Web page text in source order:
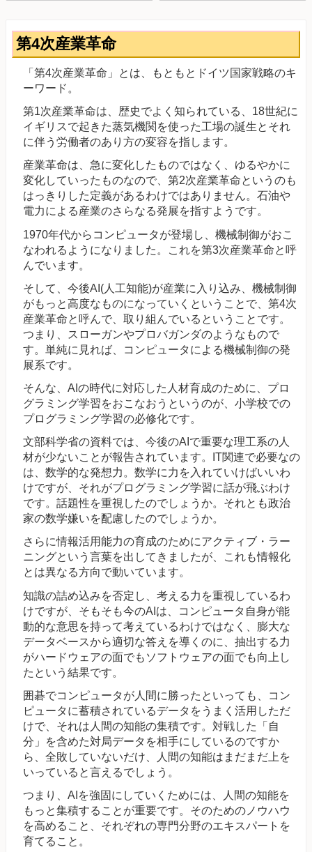
第4次産業革命
「第4次産業革命」とは、もともとドイツ国家戦略のキ
ーワード。
第1次産業革命は、歴史でよく知られている、18世紀に
イギリスで起きた蒸気機関を使った工場の誕生とそれ
に伴う労働者のあり方の変容を指します。
産業革命は、急に変化したものではなく、ゆるやかに
変化していったものなので、第2次産業革命というのも
はっきりした定義があるわけではありません。石油や
電力による産業のさらなる発展を指すようです。
1970年代からコンピュータが登場し、機械制御がおこ
なわれるようになりました。これを第3次産業革命と呼
んでいます。
そして、今後AI(人工知能)が産業に入り込み、機械制御
がもっと高度なものになっていくということで、第4次
産業革命と呼んで、取り組んでいるということです。
つまり、スローガンやプロバガンダのようなもので
す。単純に見れば、コンピュータによる機械制御の発
展系です。
そんな、AIの時代に対応した人材育成のために、プロ
グラミング学習をおこなおうというのが、小学校での
プログラミング学習の必修化です。
文部科学省の資料では、今後のAIで重要な理工系の人
材が少ないことが報告されています。IT関連で必要なの
は、数学的な発想力。数学に力を入れていけばいいわ
けですが、それがプログラミング学習に話が飛ぶわけ
です。話題性を重視したのでしょうか。それとも政治
家の数学嫌いを配慮したのでしょうか。
さらに情報活用能力の育成のためにアクティブ・ラー
ニングという言葉を出してきましたが、これも情報化
とは異なる方向で動いています。
知識の詰め込みを否定し、考える力を重視しているわ
けですが、そもそも今のAIは、コンピュータ自身が能
動的な意思を持って考えているわけではなく、膨大な
データベースから適切な答えを導くのに、抽出する力
がハードウェアの面でもソフトウェアの面でも向上し
たという結果です。
囲碁でコンピュータが人間に勝ったといっても、コン
ピュータに蓄積されているデータをうまく活用しただ
けで、それは人間の知能の集積です。対戦した「自
分」を含めた対局データを相手にしているのですか
ら、全敗していないだけ、人間の知能はまだまだ上を
いっていると言えるでしょう。
つまり、AIを強固にしていくためには、人間の知能を
もっと集積することが重要です。そのためのノウハウ
を高めること、それぞれの専門分野のエキスパートを
育てること。